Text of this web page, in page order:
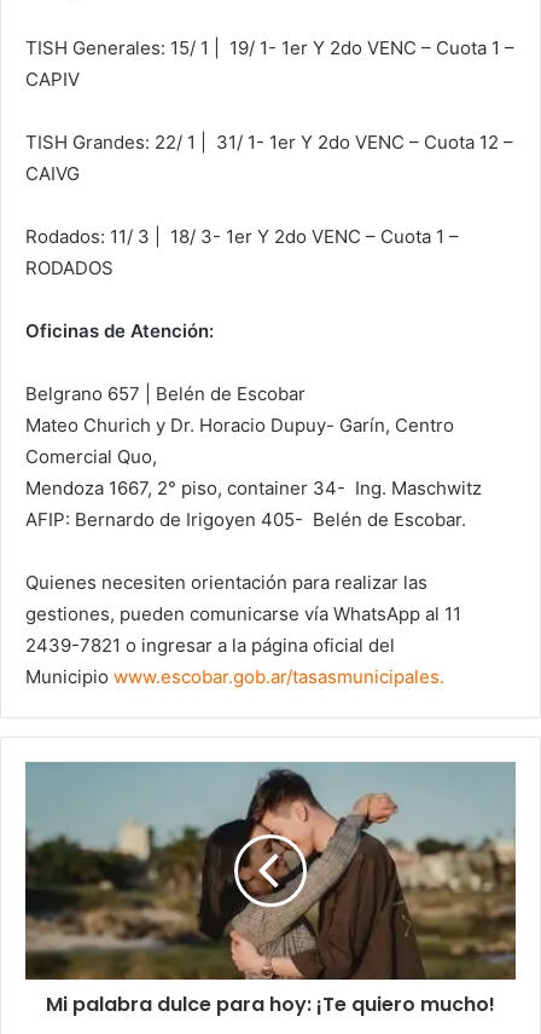
TISH Generales: 15/ 1 | 19/ 1- 1er Y 2do VENC – Cuota 1 –
CAPIV
TISH Grandes: 22/ 1 | 31/ 1- 1er Y 2do VENC – Cuota 12 –
CAIVG
Rodados: 11/ 3 | 18/ 3- 1er Y 2do VENC – Cuota 1 –
RODADOS
Oficinas de Atención:
Belgrano 657 | Belén de Escobar
Mateo Churich y Dr. Horacio Dupuy- Garín, Centro
Comercial Quo,
Mendoza 1667, 2° piso, container 34- Ing. Maschwitz
AFIP: Bernardo de Irigoyen 405- Belén de Escobar.
Quienes necesiten orientación para realizar las
gestiones, pueden comunicarse vía WhatsApp al 11
2439-7821 o ingresar a la página oficial del
Municipio www.escobar.gob.ar/tasasmunicipales.
Mi palabra dulce para hoy: ¡Te quiero mucho!